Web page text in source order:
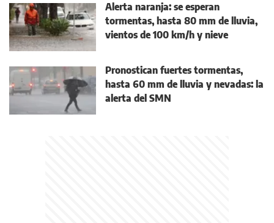
Alerta naranja: se esperan
tormentas, hasta 80 mm de lluvia,
vientos de 100 km/h y nieve
Pronostican fuertes tormentas,
hasta 60 mm de lluvia y nevadas: la
alerta del SMN